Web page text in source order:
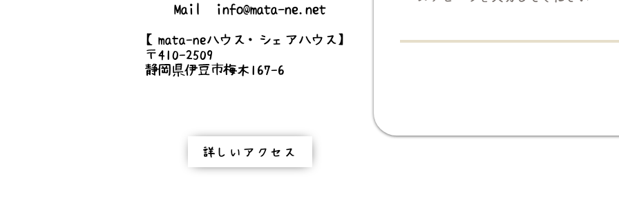
Mail
info@mata-ne.net
【mata-neハウス・シェアハウス】
〒410-2509
静岡県伊豆市梅木167-6
詳しいアクセス